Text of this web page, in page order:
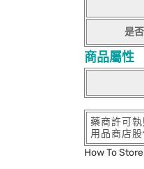
是
商品屬性
藥商許可
用品商店
How To Store